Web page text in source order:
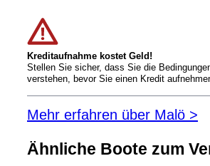
Kreditaufnahme kostet Geld!
Stellen Sie sicher, dass Sie die
verstehen, bevor Sie einen Kredit
Mehr erfahren über Malö >
Ähnliche Boote zum